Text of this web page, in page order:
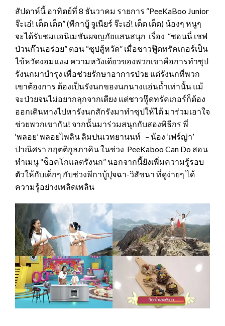
สัปดาห์นี้ อาทิตย์ที่ 8 ธันวาคม รายการ “PeeKaBoo Junior
จ๊ะเอ๋! เด็ด เด็ด” (พีกาบู้ จูเนียร์ จ๊ะเอ๋! เด็ด เด็ด) น้องๆ หนูๆ
จะได้รับชมแอนิเมชันผจญภัยแสนสนุก เรื่อง “ซอนนี่ เชฟ
ป่วนก๊วนอร่อย” ตอน “ซุปสู้หวัด” เมื่อชาวฟู๊ดทรัคเกอร์เป็น
ไข้หวัดงอมแงม ความหวังเดียวของพวกเขาคือการทำซุป
รังนกมาบำรุง เพื่อช่วยรักษาอาการป่วย แต่รังนกที่พวก
เขาต้องการ ต้องเป็นรังนกของนกนางแอ่นถ้ำเท่านั้น แม้
จะป่วยจนไม่อยากลุกจากเตียง แต่ชาวฟู๊ดทรัคเกอร์ก็ต้อง
ออกเดินทางไปหารังนกสักรังมาทำซุปให้ได้ มาร่วมเอาใจ
ช่วยพวกเขากัน! จากนั้นมาร่วมสนุกกับสองพิธีกร พี่
‘พลอย’ พลอยไพลิน ลิมปนเวทยานนท์ – น้อง ‘เฟร์ญ่า’
ปาณิศรา กฤตติกูลภาคิน ในช่วง PeeKaboo Can Do สอน
ทำเมนู “ช็อคโกแลตรังนก” นอกจากนี้ยังเพิ่มความรู้รอบ
ตัวให้กับเด็กๆ กับช่วงพีกาบู้ปุจฉา-วิสัชนา ที่ดูง่ายๆ ได้
ความรู้อย่างเพลิดเพลิน